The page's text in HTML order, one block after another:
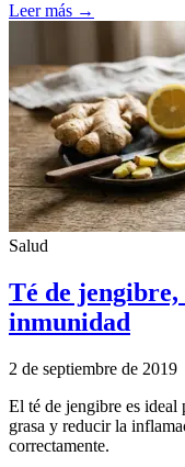
Leer más →
Salud
Té de
inmunidad
2 de septiembre de 2019
El té de jengibre es ideal
grasa y reducir la
correctamente.